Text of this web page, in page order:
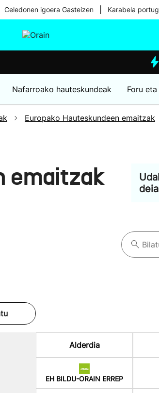
Celedonen igoera Gasteizen Karabela
Eguraldia
Nafarroako hauteskundeak Foru
Europako Hauteskundeen emaitzak
emaitzak
Alderdia
EH BILDU-ORAIN ERREP